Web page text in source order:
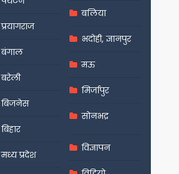
प्रयागराज
बंगाल
बरेली
बिजनेस
बिहार
मध्य प्रदेश
बलिया
भदोही, ज्ञानपुर
मऊ
मिर्जापुर
सोनभद्र
विज्ञापन